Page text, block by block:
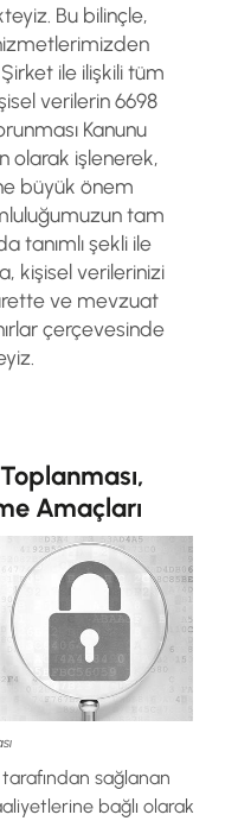
Bu bilinçle,
ile ilişkili tüm
verilerin 6698
Kanunu
olarak işlenerek,
büyük önem
tam
tanımlı şekli ile
kişisel verilerinizi
ve mevzuat
çerçevesinde
Amaçları
sağlanan
bağlı olarak